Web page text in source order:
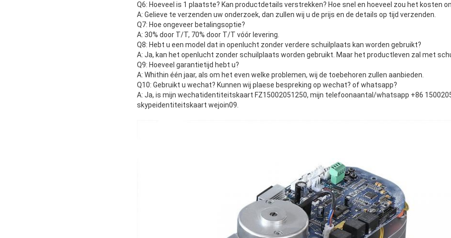
Q6: Hoeveel is 1 plaatste? Kan productdetails verstrekken? Hoe snel en hoeveel zou het kosten
A: Gelieve te verzenden uw onderzoek, dan zullen wij u de prijs en de details op tijd verzenden.
Q7: Hoe ongeveer betalingsoptie?
A: 30% door T/T, 70% door T/T vóór levering.
Q8: Hebt u een model dat in openlucht zonder verdere schuilplaats kan worden gebruikt?
A: Ja, kan het openlucht zonder schuilplaats worden gebruikt. Maar het productleven zal met
Q9: Hoeveel garantietijd hebt u?
A: Whithin één jaar, als om het even welke problemen, wij de toebehoren zullen aanbieden.
Q10: Gebruikt u wechat? Kunnen wij plaese bespreking op wechat? of whatsapp?
A: Ja, is mijn wechatidentiteitskaart FZ15002051250, mijn telefoonaantal/whatsapp +86
skypeidentiteitskaart wejoin09.